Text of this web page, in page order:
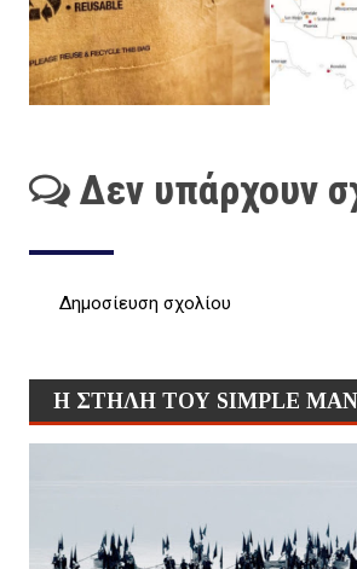
Δεν υπάρχουν
Δημοσίευση σχολίου
Η ΣΤΗΛΗ ΤΟΥ SIMPLE MAN